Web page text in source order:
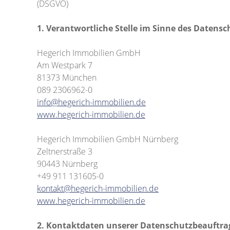
(DSGVO)
1. Verantwortliche Stelle im Sinne des
Hegerich Immobilien GmbH
Am Westpark 7
81373 München
089 2306962-0
info@hegerich-immobilien.de
www.hegerich-immobilien.de
Hegerich Immobilien GmbH Nürnberg
Zeltnerstraße 3
90443 Nürnberg
+49 911 131605-0
kontakt@hegerich-immobilien.de
www.hegerich-immobilien.de
2. Kontaktdaten unserer